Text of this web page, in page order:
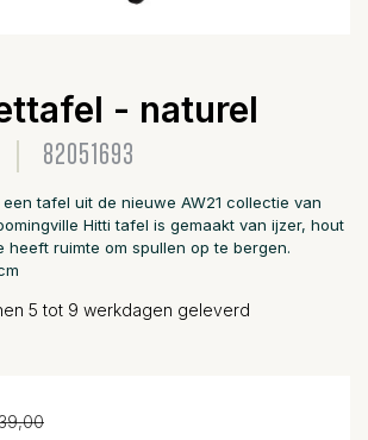
- naturel
82051693
tafel uit de nieuwe AW21 collectie van
Hitti tafel is gemaakt van ijzer, hout
heeft ruimte om spullen op te bergen.
5 tot 9 werkdagen geleverd